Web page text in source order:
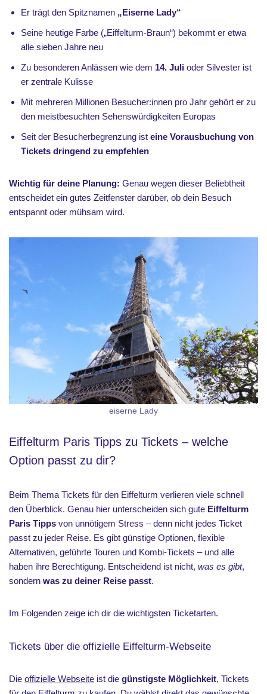
Er trägt den Spitznamen „Eiserne Lady“
Seine heutige Farbe („Eiffelturm-Braun“) bekommt er etwa
alle sieben Jahre neu
Zu besonderen Anlässen wie dem 14. Juli oder Silvester ist
er zentrale Kulisse
Mit mehreren Millionen Besucher:innen pro Jahr gehört er zu
den meistbesuchten Sehenswürdigkeiten Europas
Seit der Besucherbegrenzung ist eine Vorausbuchung von
Tickets dringend zu empfehlen
Wichtig für deine Planung: Genau wegen dieser Beliebtheit
entscheidet ein gutes Zeitfenster darüber, ob dein Besuch
entspannt oder mühsam wird.
eiserne Lady
Eiffelturm Paris Tipps zu Tickets – welche
Option passt zu dir?
Beim Thema Tickets für den Eiffelturm verlieren viele schnell
den Überblick. Genau hier unterscheiden sich gute Eiffelturm
Paris Tipps von unnötigem Stress – denn nicht jedes Ticket
passt zu jeder Reise. Es gibt günstige Optionen, flexible
Alternativen, geführte Touren und Kombi-Tickets – und alle
haben ihre Berechtigung. Entscheidend ist nicht, was es gibt,
sondern was zu deiner Reise passt.
Im Folgenden zeige ich dir die wichtigsten Ticketarten.
Tickets über die offizielle Eiffelturm-Webseite
Die offizielle Webseite ist die günstigste Möglichkeit, Tickets